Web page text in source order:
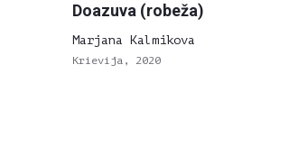
Doazuva (robeža)
Marjana Kalmikova
Krievija, 2020